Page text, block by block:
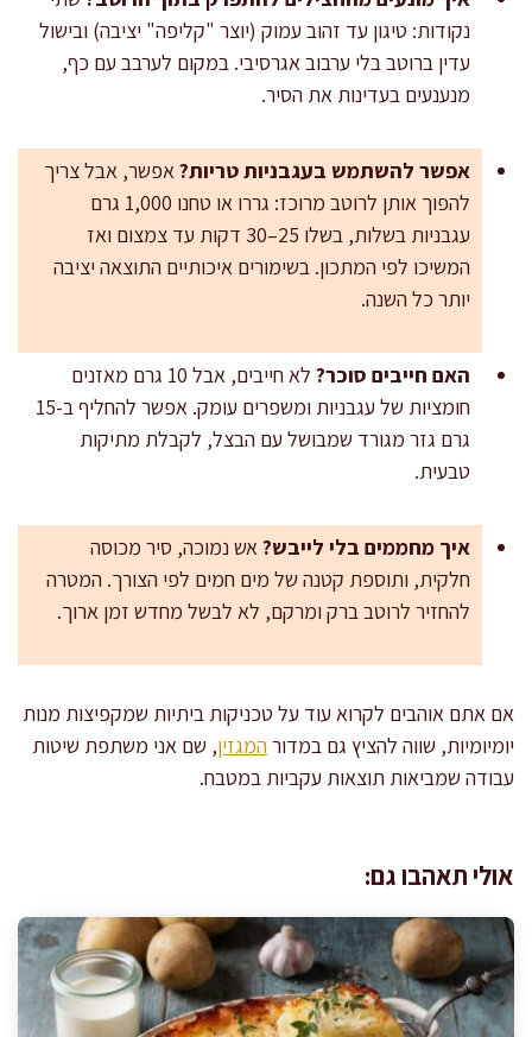
נקודות: טיגון עד זהוב עמוק (יוצר "קליפה" יציבה) ובישול
עדין ברוטב בלי ערבוב אגרסיבי. במקום לערבב עם כף,
מנענעים בעדינות את הסיר.
אפשר להשתמש בעגבניות טריות?אפשר, אבל צריך
להפוך אותן לרוטב מרוכז: גררו או טחנו 1,000 גרם
עגבניות בשלות, בשלו 25–30 דקות עד צמצום ואז
המשיכו לפי המתכון. בשימורים איכותיים התוצאה יציבה
יותר כל השנה.
האם חייבים סוכר?
לא חייבים, אבל 10 גרם מאזנים
חומציות של עגבניות ומשפרים עומק. אפשר להחליף ב-15
גרם גזר מגורד שמבושל עם הבצל, לקבלת מתיקות
טבעית.
איך מחממים בלי לייבש?אש נמוכה, סיר מכוסה
חלקית, ותוספת קטנה של מים חמים לפי הצורך. המטרה
להחזיר לרוטב ברק ומרקם, לא לבשל מחדש זמן ארוך.
אם אתם אוהבים לקרוא עוד על טכניקות ביתיות שמקפיצות מנות
יומיומיות, שווה להציץ גם במדורהמגזין, שם אני משתפת שיטות
עבודה שמביאות תוצאות עקביות במטבח.
אולי תאהבו גם: